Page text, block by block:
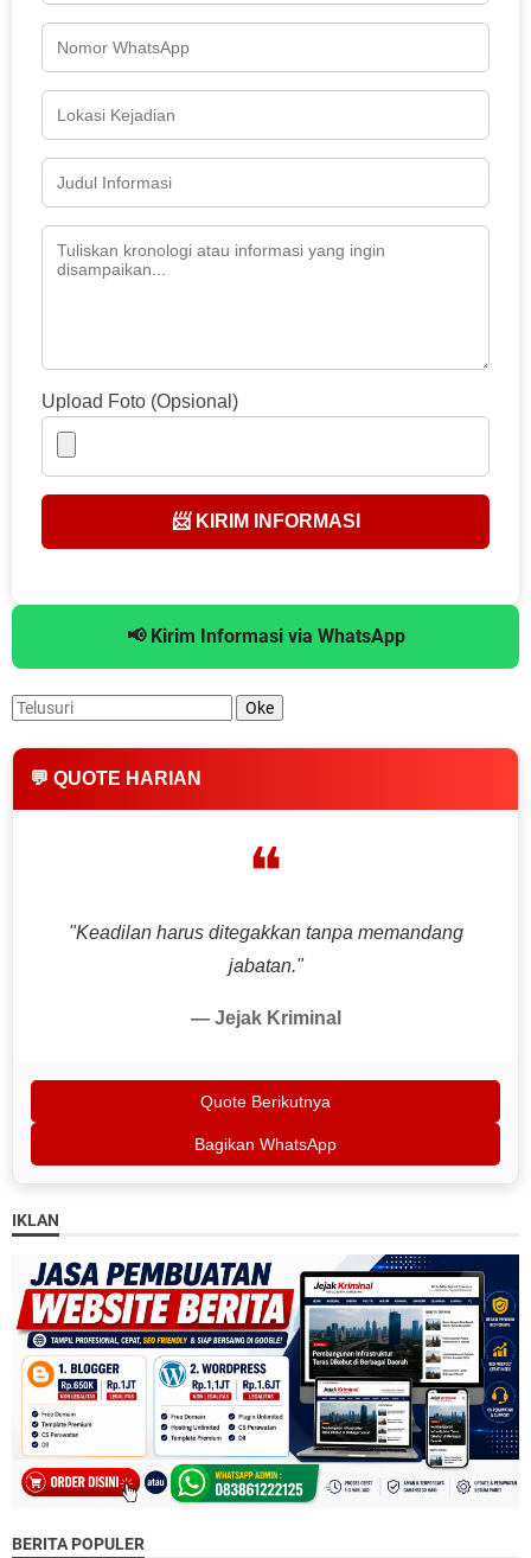
Upload Foto (Opsional)
📨 KIRIM INFORMASI
📢 Kirim Informasi via WhatsApp
💬 QUOTE HARIAN
❝
"Keadilan harus ditegakkan tanpa memandang
jabatan."
— Jejak Kriminal
Quote Berikutnya
Bagikan WhatsApp
IKLAN
BERITA POPULER